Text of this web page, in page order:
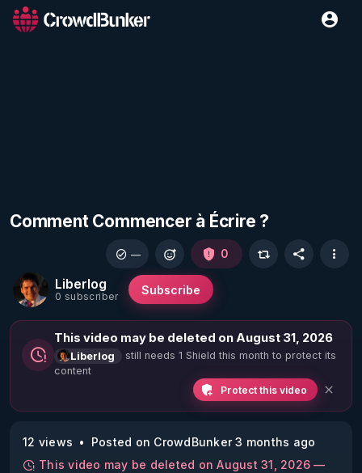
Comment Commencer à Écrire ?
Liberlog
0 subscriber Subscribe
— 0
This video may be deleted on August 31, 2026
Liberlog
still needs 1 Shield this month to protect its
content
Protect this video
12 views
Posted on CrowdBunker 3 months ago
This video may be deleted on August 31, 2026 —